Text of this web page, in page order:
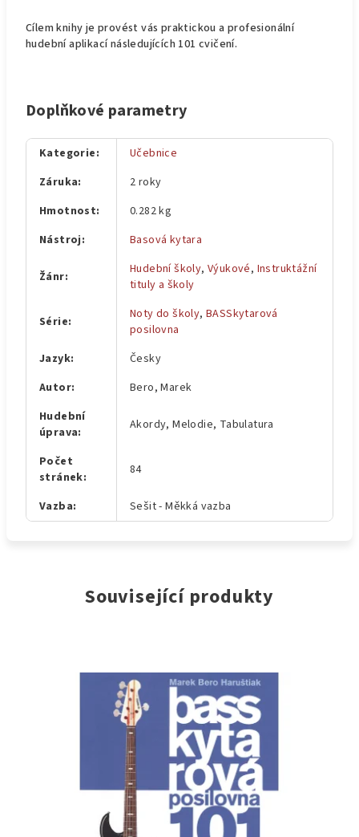
Cílem knihy je provést vás praktickou a profesionální
hudební aplikací následujících 101 cvičení.
Doplňkové parametry
Kategorie:
Učebnice
Záruka:
2 roky
Hmotnost:
0.282 kg
Nástroj: Basová kytara
Žánr: Hudební školy,Výukové, Instruktážní
tituly a školy
Série: Noty do školy,BASSkytarová
posilovna
Jazyk:
Česky
Autor:
Bero, Marek
Hudební
úprava: Akordy, Melodie, Tabulatura
Počet
stránek: 84
Vazba: Sešit - Měkká vazba
Související produkty